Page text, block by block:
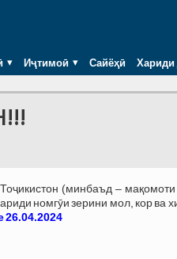
Иҷтимоӣ Сайёҳӣ Хариди
(минбаъд – мақомоти
номгӯи зерини мол, кор ва